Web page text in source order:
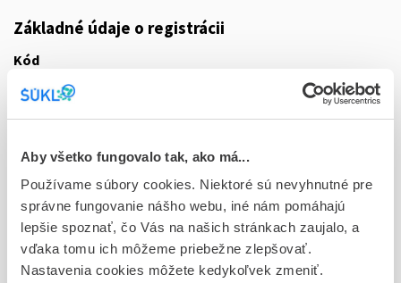
Aby všetko fungovalo tak, ako má...
Používame súbory cookies. Niektoré sú nevyhnutné pre
správne fungovanie nášho webu, iné nám pomáhajú
lepšie spoznať, čo Vás na našich stránkach zaujalo, a
vďaka tomu ich môžeme priebežne zlepšovať.
Nastavenia cookies môžete kedykoľvek zmeniť.
Základné údaje o registrácii
Kód
Registračné číslo
Doplnok
plc ifc 1x0,25 mg (liek.inj.skl.)
Stav
R - Aktuálna registrácia